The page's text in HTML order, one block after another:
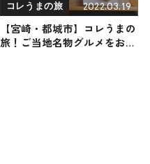
コレうまの旅 2022.03.19
【宮崎・都城市】コレうまの
旅！ご当地名物グルメをお届